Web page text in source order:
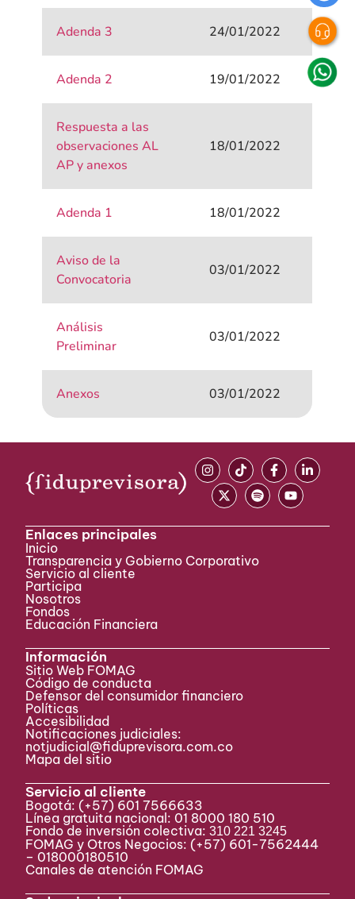
Adenda 3 24/01/2022
Adenda 2 19/01/2022
Respuesta a las
observaciones AL
AP y anexos
18/01/2022
Adenda 1 18/01/2022
Aviso de la
Convocatoria
03/01/2022
Análisis
Preliminar
03/01/2022
Anexos 03/01/2022
Enlaces principales
Inicio
Transparencia y Gobierno Corporativo
Servicio al cliente
Participa ​
Nosotros
Fondos
Educación Financiera
Información
Sitio Web FOMAG
Código de conducta
Defensor del consumidor financiero
Políticas
Accesibilidad
Notificaciones judiciales:
notjudicial@fiduprevisora.com.co
Mapa del sitio
Servicio al cliente
Bogotá: (+57) 601 7566633
Línea gratuita nacional: 01 8000 180 510
Fondo de inversión colectiva:310 221 3245
FOMAG y Otros Negocios: (+57) 601-7562444
– 018000180510
Canales de atención FOMAG